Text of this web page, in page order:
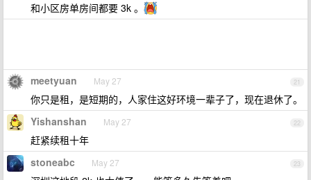
和小区房单房间都要 3k 。
21
meetyuan May 27
你只是租，是短期的，人家住这好环境一辈子了，现在退休了。
22
Yishanshan May 27
赶紧续租十年
23
stoneabc May 27